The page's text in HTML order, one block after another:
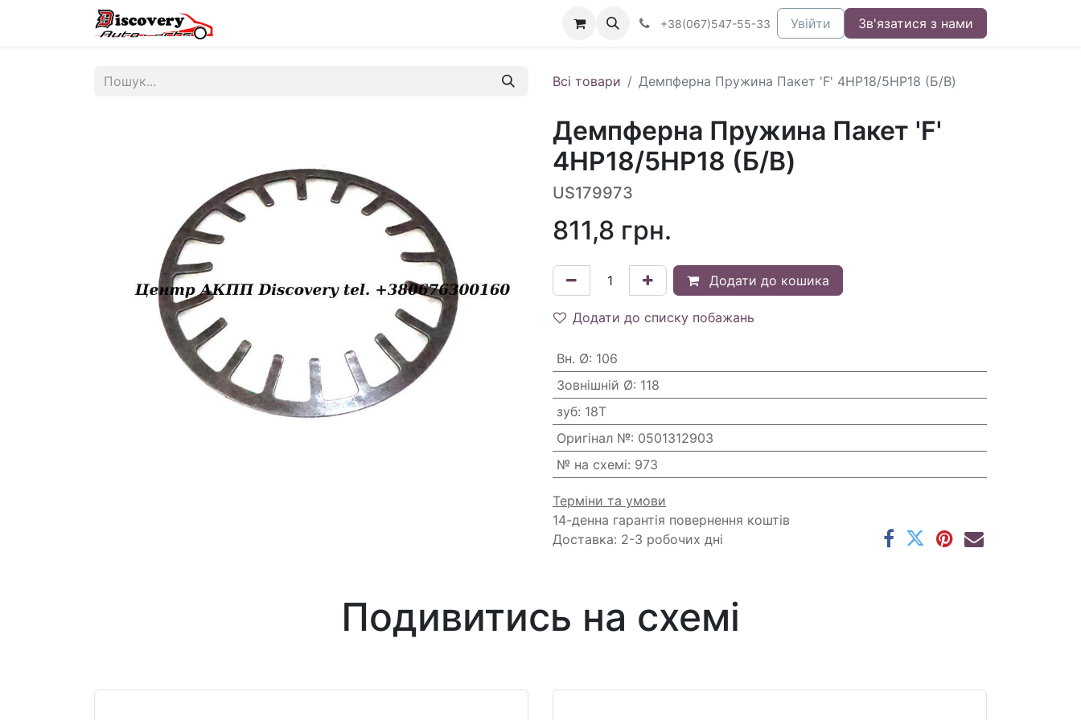
+38(067)547-55-33 Увійти Зв'язатися з нами
Всі товари Демпферна Пружина Пакет 'F' 4HP18/5HP18 (Б/В)
Демпферна Пружина Пакет 'F'
4HP18/5HP18 (Б/В)
US179973
811,8 грн.
Додати до кошика
Додати до списку побажань
Вн. Ø: 106
Зовнішній Ø: 118
зуб: 18T
Оригінал №: 0501312903
№ на схемі: 973
Терміни та умови
14-денна гарантія повернення коштів
Доставка: 2-3 робочих дні
Подивитись на схемі